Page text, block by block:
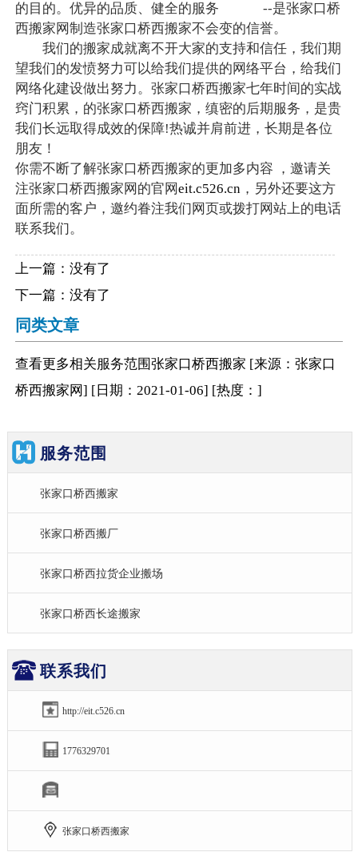
的目的。优异的品质、健全的服务 --是张家口桥
西搬家网制造张家口桥西搬家不会变的信誉。
我们的搬家成就离不开大家的支持和信任，我们期
望我们的发愤努力可以给我们提供的网络平台，给我们
网络化建设做出努力。张家口桥西搬家七年时间的实战
窍门积累，的张家口桥西搬家，缜密的后期服务，是贵
我们长远取得成效的保障!热诚并肩前进，长期是各位
朋友！
你需不断了解张家口桥西搬家的更加多内容 ，邀请关
注张家口桥西搬家网的官网eit.c526.cn，另外还要这方
面所需的客户，邀约眷注我们网页或拨打网站上的电话
联系我们。
上一篇：没有了
下一篇：没有了
同类文章
查看更多相关服务范围张家口桥西搬家 [来源：张家口
桥西搬家网] [日期：2021-01-06] [热度： ]
服务范围
张家口桥西搬家
张家口桥西搬厂
张家口桥西拉货企业搬场
张家口桥西长途搬家
联系我们
http://eit.c526.cn
1776329701
张家口桥西搬家